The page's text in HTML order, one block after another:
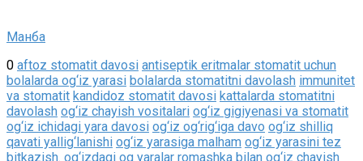
Манба
0 aftoz stomatit davosi antiseptik eritmalar stomatit uchun
bolalarda og‘iz yarasi bolalarda stomatitni davolash immunitet
va stomatit kandidoz stomatit davosi kattalarda stomatitni
davolash og‘iz chayish vositalari og‘iz gigiyenasi va stomatit
og‘iz ichidagi yara davosi og‘iz og‘rig‘iga davo og‘iz shilliq
qavati yallig‘lanishi og‘iz yarasiga malham og‘iz yarasini tez
bitkazish. og‘izdagi oq yaralar romashka bilan og‘iz chayish